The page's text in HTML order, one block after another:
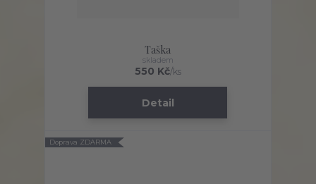
Taška
550 Kč/ks
skladem
Detail
Doprava ZDARMA